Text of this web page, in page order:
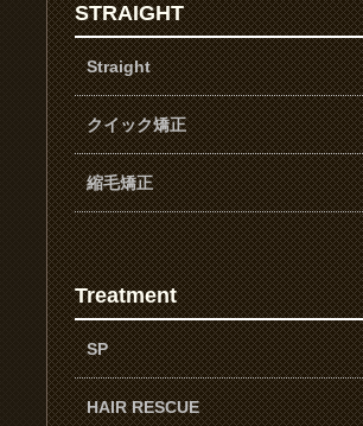
STRAIGHT
Straight
クイック矯正
縮毛矯正
Treatment
SP
HAIR RESCUE